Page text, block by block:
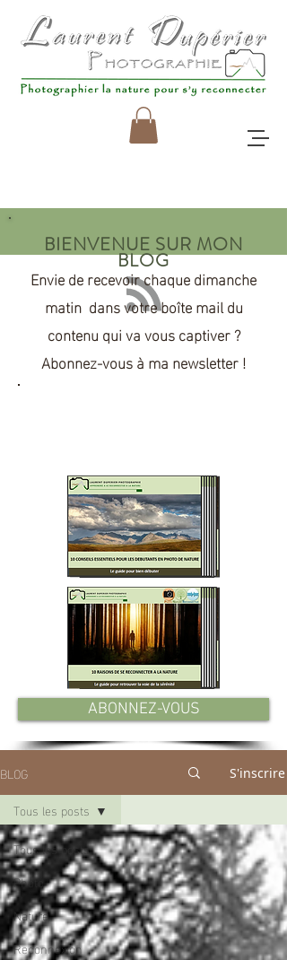
BIENVENUE SUR MON
BLOG
Envie de recevoir chaque dimanche
matin dans votre boîte mail du
contenu qui vavouscaptiver ?
Abonnez-vous à ma newsletter !
ABONNEZ-VOUS
BLOG S'inscrire
Tous les posts
Photo
Nature
Reconnexion
Tous les posts